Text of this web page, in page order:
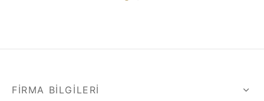
FIRMA BILGILERI